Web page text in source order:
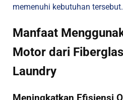
memenuhi kebutuhan tersebut.
Manfaat
Motor dari
Laundry